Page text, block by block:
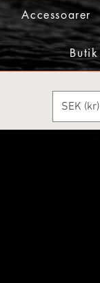
Accessoarer
Butik
SEK (kr)